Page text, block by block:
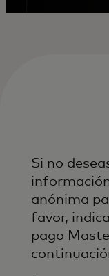
Si no
anónima
favor,
pago